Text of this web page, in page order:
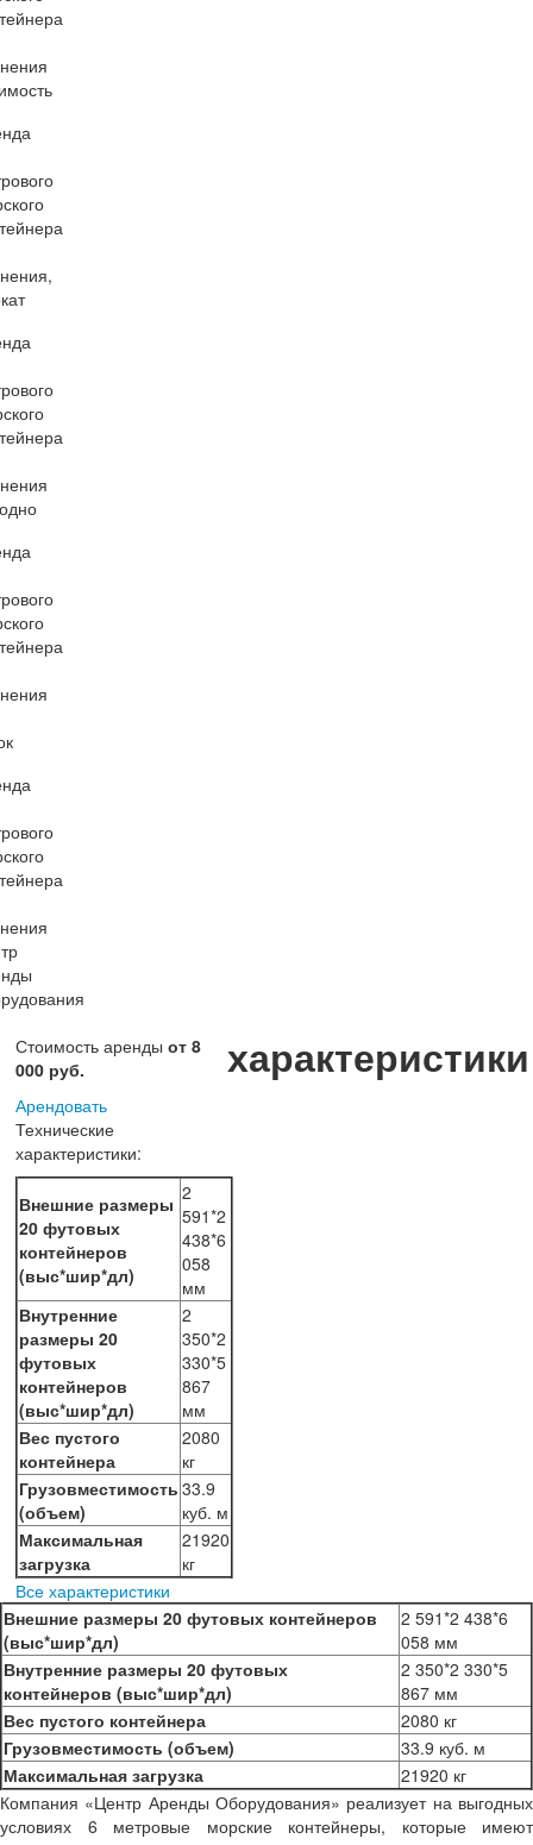
Стоимость аренды от 8
000 руб.
Арендовать
Технические
характеристики:
Внешние размеры
20 футовых
контейнеров
(выс*шир*дл)
2
591*2
438*6
058
мм
Внутренние
размеры 20
футовых
контейнеров
(выс*шир*дл)
2
350*2
330*5
867
мм
Вес пустого
контейнера
2080
кг
Грузовместимость
(объем)
33.9
куб. м
Максимальная
загрузка
21920
кг
Все характеристики
характеристики
Внешние размеры 20 футовых контейнеров
(выс*шир*дл)
2 591*2 438*6
058 мм
Внутренние размеры 20 футовых
контейнеров (выс*шир*дл)
2 350*2 330*5
867 мм
Вес пустого контейнера
2080 кг
Грузовместимость (объем)
33.9 куб. м
Максимальная загрузка
21920 кг
Компания «Центр Аренды Оборудования» реализует на выгодных
условиях 6 метровые морские контейнеры, которые имеют